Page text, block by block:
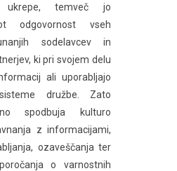
temveč jo
odgovornost vseh
sodelavcev in
ki pri svojem delu
ali uporabljajo
družbe. Zato
spodbuja kulturo
z informacijami,
ozaveščanja ter
o varnostnih